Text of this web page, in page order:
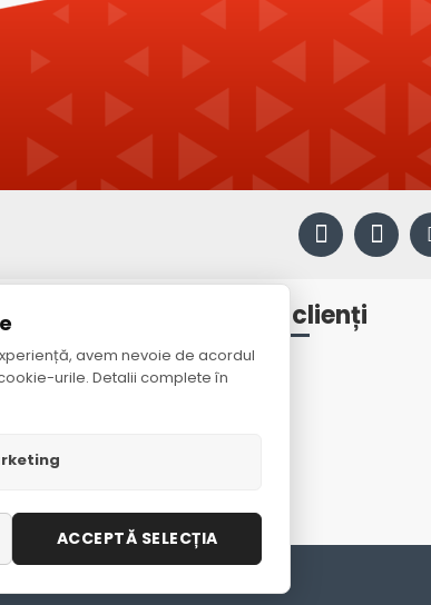
Servicii clienți
Contact
Harta Site
avem nevoie de acordul
urile. Detalii complete în
ACCEPTĂ SELECȚIA